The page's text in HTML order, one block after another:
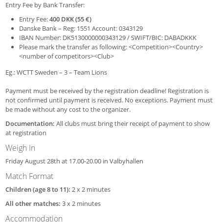
Entry Fee by Bank Transfer:
Entry Fee:400 DKK (55 €)
Danske Bank – Reg: 1551 Account: 0343129
IBAN Number: DK5130000000343129 / SWIFT/BIC: DABADKKK
Please mark the transfer as following: <Competition><Country>
<number of competitors><Club>
Eg.: WCTT Sweden – 3 – Team Lions
Payment must be received by the registration deadline! Registration is
not confirmed until payment is received. No exceptions. Payment must
be made without any cost to the organizer.
Documentation: All clubs must bring their receipt of payment to show
at registration
Weigh In
Friday August 28th at 17.00-20.00 in Valbyhallen
Match Format
Children (age 8 to 11): 2 x 2 minutes
All other matches: 3 x 2 minutes
Accommodation